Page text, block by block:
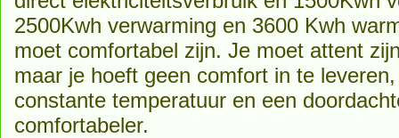
2500Kwh verwarming en 3600 Kwh
moet comfortabel zijn. Je moet attent
maar je hoeft geen comfort in te
constante temperatuur en een
comfortabeler.